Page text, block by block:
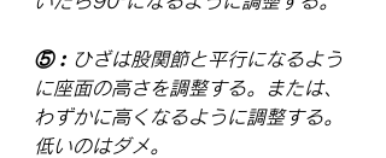
⑤︰ひざは股関節と平行になるよう
に座面の高さを調整する。または、
わずかに高くなるように調整する。
低いのはダメ。